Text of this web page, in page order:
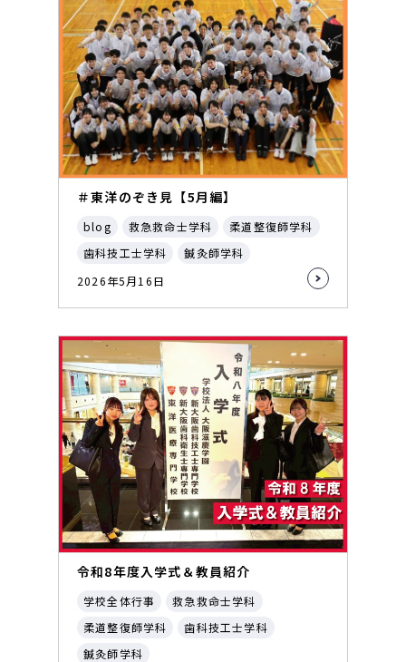
＃東洋のぞき見【5月編】
blog 救急救命士学科
柔道整復師学科
歯科技工士学科
鍼灸師学科
2026年5月16日
令和8年度入学式＆教員紹介
学校全体行事
救急救命士学科
柔道整復師学科
歯科技工士学科
鍼灸師学科